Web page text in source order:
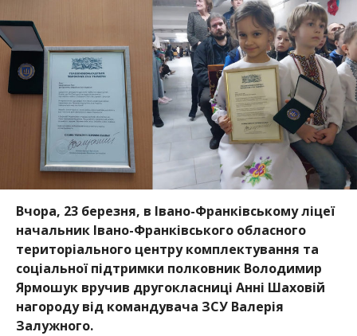
Вчора, 23 березня, в Івано-Франківському ліцеї
начальник Івано-Франківського обласного
територіального центру комплектування та
соціальної підтримки полковник Володимир
Ярмошук вручив другокласниці Анні Шаховій
нагороду від командувача ЗСУ Валерія
Залужного.